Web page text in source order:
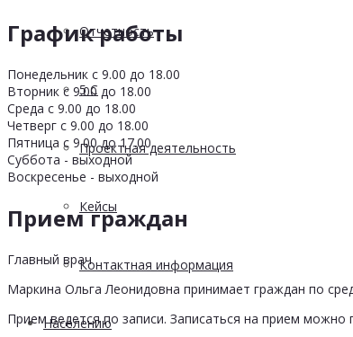
Отчетность
5 С
Проектная деятельность
Кейсы
Контактная информация
Населению
График работы
Понедельник с 9.00 до 18.00
Вторник с 9.00 до 18.00
Среда с 9.00 до 18.00
Четверг с 9.00 до 18.00
Пятница с 9.00 до 17.00
Суббота - выходной
Воскресенье - выходной
Прием граждан
Главный врач
Маркина Ольга Леонидовна принимает граждан по
Прием ведется по записи. Записаться на прием можно